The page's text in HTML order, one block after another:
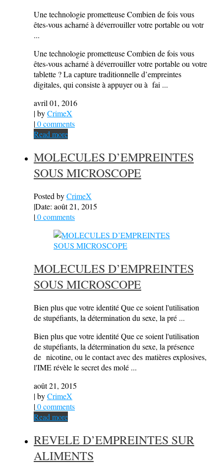
Une technologie prometteuse Combien de fois vous
êtes-vous acharné à déverrouiller votre portable ou votr
...
Une technologie prometteuse Combien de fois vous
êtes-vous acharné à déverrouiller votre portable ou votre
tablette ? La capture traditionnelle d’empreintes
digitales, qui consiste à appuyer ou à fai ...
avril 01, 2016
| byCrimeX
|0 comments
Read more
MOLECULES D’EMPREINTES
SOUS MICROSCOPE
Posted byCrimeX
|Date: août 21, 2015
|0 comments
MOLECULES D’EMPREINTES
SOUS MICROSCOPE
Bien plus que votre identité Que ce soient l'utilisation
de stupéfiants, la détermination du sexe, la pré ...
Bien plus que votre identité Que ce soient l'utilisation
de stupéfiants, la détermination du sexe, la présence
de nicotine, ou le contact avec des matières explosives,
l'IME révèle le secret des molé ...
août 21, 2015
| byCrimeX
|0 comments
Read more
REVELE D’EMPREINTES SUR
ALIMENTS